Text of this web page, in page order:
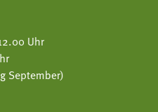
Uhr
September)